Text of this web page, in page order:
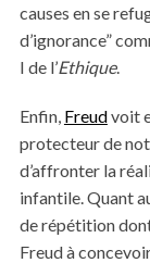
causes en se
d’ignorance”
I de l’Ethique.
Enfin, Freudvoit
protecteur de
d’affronter la
infantile. Quant
de répétition
Freud à